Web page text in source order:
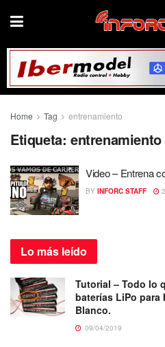
Home Tag entrenamiento
Etiqueta: entrenamiento
Video – Entrena
BY INFORC STAFF
Lo más leído
Tutorial – Todo lo
baterías LiPo para
Blanco.
09/04/2019